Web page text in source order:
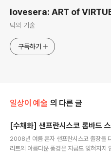
lovesera: ART of
덕의 기술
구독하기
일상이 예술 의 다른 글
[수채화] 샌프란시스코 롬바드
2008년 여름 혼자 샌프란시스코 출장을
리트의 아름다운 풍경은 지금도 잊혀지지